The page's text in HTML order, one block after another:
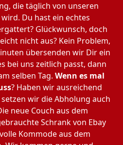
die täglich von unseren
Du hast ein echtes
Glückwunsch, doch
nicht aus? Kein Problem,
übersenden wir Dir ein
bei uns zeitlich passt, dann
selben Tag. Wenn es mal
? Haben wir ausreichend
wir die Abholung auch
neue Couch aus dem
Schrank von Ebay
Kommode aus dem